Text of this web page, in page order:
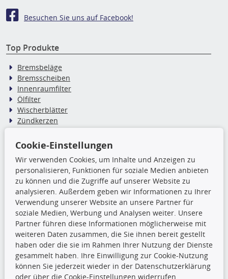
Besuchen Sie uns auf Facebook!
Top Produkte
Bremsbeläge
Bremsscheiben
Innenraumfilter
Ölfilter
Wischerblätter
Zündkerzen
TecDoc Inside
Die hier angezeigten Daten,
insbesondere die gesamte Datenbank,
dürfen nicht kopiert werden. Es ist zu
unterlassen, die Daten oder die gesamte Datenbank ohne
vorherige Zustimmung TecDocs zu vervielfältigen, zu
verbreiten und/oder diese Handlungen durch Dritte ausführen
zu lassen. Ein Zuwiderhandeln stellt eine
Urheberrechtsverletzung dar und wird verfolgt.
Ronny’s Newsletter
Cookie-Einstellungen
Wir verwenden Cookies, um Inhalte und Anzeigen zu
personalisieren, Funktionen für soziale Medien anbieten
zu können und die Zugriffe auf unserer Website zu
analysieren. Außerdem geben wir Informationen zu Ihrer
Verwendung unserer Website an unsere Partner für
soziale Medien, Werbung und Analysen weiter. Unsere
Partner führen diese Informationen möglicherweise mit
weiteren Daten zusammen, die Sie ihnen bereit gestellt
haben oder die sie im Rahmen Ihrer Nutzung der Dienste
gesammelt haben. Ihre Einwilligung zur Cookie-Nutzung
können Sie jederzeit wieder in der Datenschutzerklärung
oder über die Cookie-Einstellungen widerrufen.